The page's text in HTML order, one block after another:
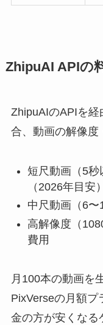
ZhipuAI APIの
ZhipuAIのAPIを
合、動画の解像度
短尺動画（5秒
（2026年目安）
中尺動画（6〜
高解像度（
費用
月100本の動画を
PixVerseの月額プ
金の方が安くなる